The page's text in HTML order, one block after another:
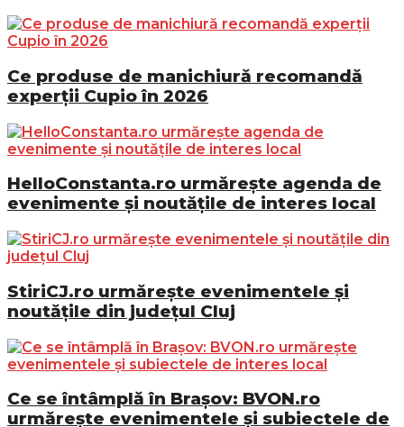
Ce produse de manichiură recomandă
experții Cupio în 2026
HelloConstanta.ro urmărește agenda de
evenimente și noutățile de interes local
StiriCJ.ro urmărește evenimentele și
noutățile din județul Cluj
Ce se întâmplă în Brașov: BVON.ro
urmărește evenimentele și subiectele de